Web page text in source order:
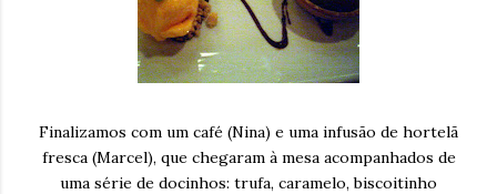
Finalizamos com um café (Nina) e uma infusão de hortelã
fresca (Marcel), que chegaram à mesa acompanhados de
uma série de docinhos: trufa, caramelo, biscoitinho